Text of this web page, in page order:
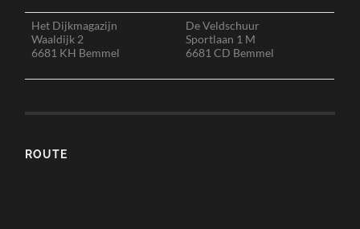
Het Dijkmagazijn
Waaldijk 2
6681 KH Bemmel
De Veldschuur
Sportlaan 1 M
6681 CD Bemmel
ROUTE